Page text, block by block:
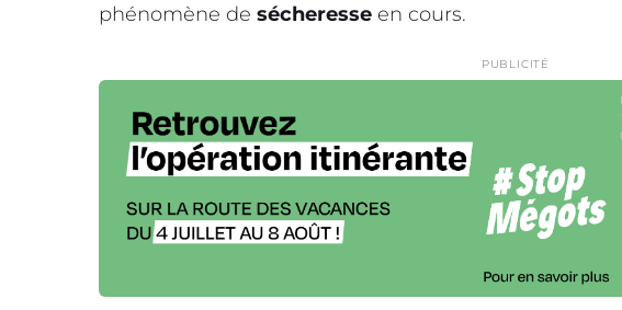
phénomène de sécheresse en cours.
PUBLICITÉ